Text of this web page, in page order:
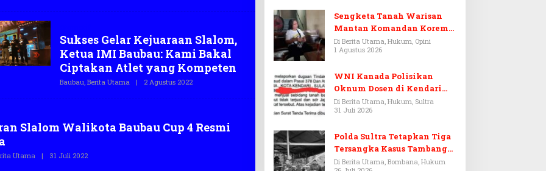
E
E
G
A
.
C
Sukses Gelar Kejuaraan Slalom,
Ketua IMI Baubau: Kami Bakal
Ciptakan Atlet yang Kompeten
Baubau, Berita Utama | 2 Agustus 2022O
E
G
Slalom Walikota Baubau Cup 4 Resmi
Utama | 31 Juli 2022O
Sengketa Tanah Warisan
Mantan Komandan Korem
143/HO, Ketika Warisan
Menjadi Arena Pemerasan
Di Berita Utama, Hukum, Opini
1 Agustus 2026
WNI Kanada Polisikan
Oknum Dosen di Kendari
Terkait Aset Puluhan Miliar
Di Berita Utama, Hukum, Sultra
31 Juli 2026
Polda Sultra Tetapkan Tiga
Tersangka Kasus Tambang
Emas Ilegal di Bombana
Di Berita Utama, Bombana, Hukum